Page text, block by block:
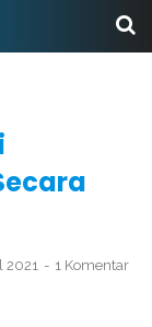
2021 1 Komentar